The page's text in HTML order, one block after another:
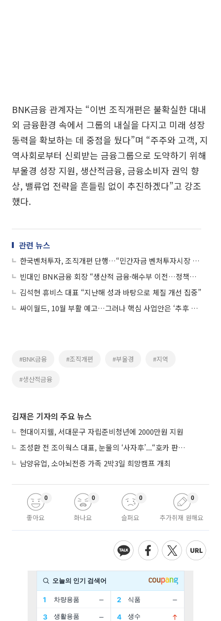
BNK금융 관계자는 “이번 조직개편은 불확실한 대내
외 금융환경 속에서 그룹의 내실을 다지고 미래 성장
동력을 확보하는 데 중점을 뒀다”며 “주주와 고객, 지
역사회로부터 신뢰받는 금융그룹으로 도약하기 위해
부울경 성장 지원, 생산적금융, 금융소비자 권익 향
상, 밸류업 전략을 흔들림 없이 추진하겠다”고 강조
했다.
관련 뉴스
한국벤처투자, 조직개편 단행…“민간자금 벤처투자시장 참여 확대”
빈대인 BNK금융 회장 “생산적 금융·해수부 이전…정책에서 기회 찾아야”
김석현 휴비스 대표 “지난해 성과 바탕으로 체질 개선 집중”
싸이월드, 10월 부활 예고…그러나 핵심 사업안은 ‘추후 공개’
#BNK금융 #조직개편 #부울경 #지역
#생산적금융
김재은 기자의 주요 뉴스
현대이지웰, 서대문구 자립준비청년에 2000만원 지원
조성환 전 조이웍스 대표, 눈물의 ‘사자후’...“호카 판권 탈취 노린 경쟁사가 기획·폭행 유도”
남양유업, 소아뇌전증 가족 2박3일 희망캠프 개최
좋아요
0
화나요
0
슬퍼요
0
추가취재 원해요
0